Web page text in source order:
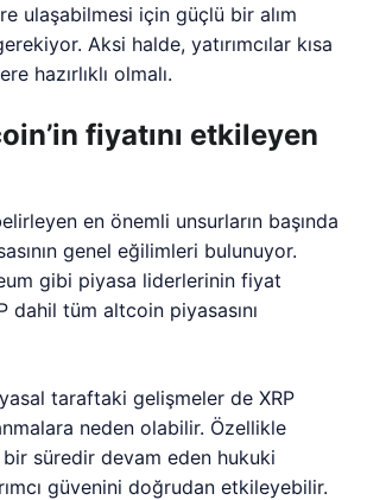
ulaşabilmesi için güçlü bir alım
Aksi halde, yatırımcılar kısa
hazırlıklı olmalı.
fiyatını etkileyen
en önemli unsurların başında
genel eğilimleri bulunuyor.
gibi piyasa liderlerinin fiyat
dahil tüm altcoin piyasasını
yasal taraftaki gelişmeler de XRP
neden olabilir. Özellikle
bir süredir devam eden hukuki
güvenini doğrudan etkileyebilir.